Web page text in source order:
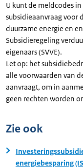
U kunt de meldcodes
subsidieaanvraag voor
duurzame energie en
Subsidieregeling
eigenaars (SVVE).
Let op: het
alle voorwaarden van
aanvraagt, om in
geen rechten worden
Zie ook
energiebesparing